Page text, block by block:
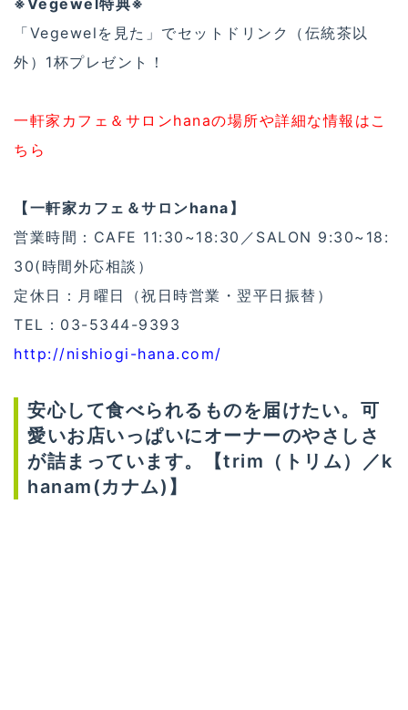
「Vegewelを見た」でセットドリンク（伝統茶以
外）1杯プレゼント！
一軒家カフェ＆サロンhanaの場所や詳細な情報はこ
ちら
【一軒家カフェ＆サロンhana】
営業時間：CAFE 11:30~18:30／SALON 9:30~18:
30(時間外応相談）
定休日：月曜日（祝日時営業・翌平日振替）
TEL：03-5344-9393
http://nishiogi-hana.com/
安心して食べられるものを届けたい。可
愛いお店いっぱいにオーナーのやさしさ
が詰まっています。【trim（トリム）／k
hanam(カナム)】